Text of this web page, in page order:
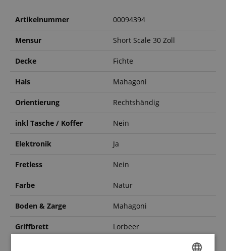
Artikelnummer 00094394
Mensur Short Scale 30 Zoll
Decke Fichte
Hals Mahagoni
Orientierung Rechtshändig
inkl Tasche / Koffer Nein
Elektronik Ja
Fretless Nein
Farbe Natur
Boden & Zarge Mahagoni
Griffbrett Lorbeer